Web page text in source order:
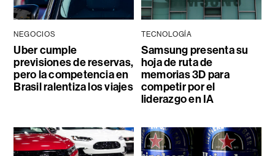
NEGOCIOS
Uber cumple
previsiones de reservas,
pero la competencia en
Brasil ralentiza los viajes
TECNOLOGÍA
Samsung presenta su
hoja de ruta de
memorias 3D para
competir por el
liderazgo en IA